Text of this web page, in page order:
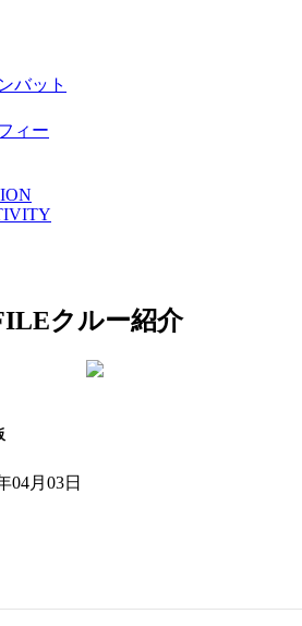
バット
ィー
クルー紹介
04月03日